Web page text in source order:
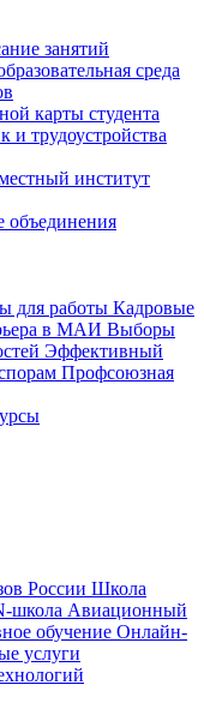
занятий
среда
карты студента
и трудоустройства
институт
объединения
для работы Кадровые
в МАИ Выборы
Эффективный
Профсоюзная
России Школа
школа Авиационный
обучение Онлайн-
услуги